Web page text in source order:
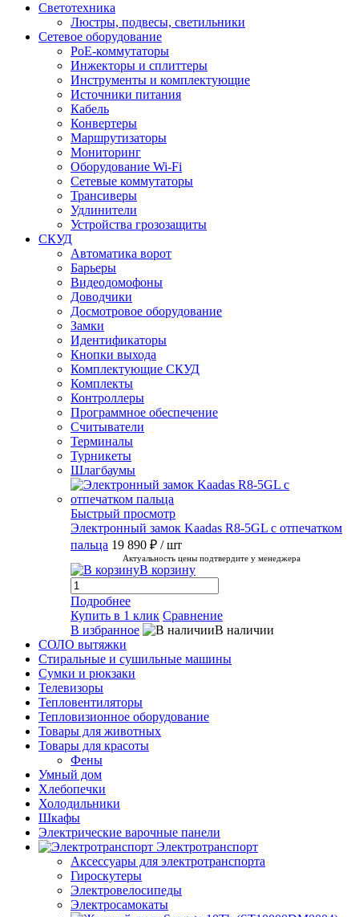
Светотехника
Люстры, подвесы, светильники
Сетевое оборудование
PoE-коммутаторы
Инжекторы и сплиттеры
Инструменты и комплектующие
Источники питания
Кабель
Конвертеры
Маршрутизаторы
Мониторинг
Оборудование Wi-Fi
Сетевые коммутаторы
Трансиверы
Удлинители
Устройства грозозащиты
СКУД
Автоматика ворот
Барьеры
Видеодомофоны
Доводчики
Досмотровое оборудование
Замки
Идентификаторы
Кнопки выхода
Комплектующие СКУД
Комплекты
Контроллеры
Программное обеспечение
Считыватели
Терминалы
Турникеты
Шлагбаумы
Быстрый просмотр
Электронный замок Kaadas R8-5GL с отпечатком
пальца 19 890 ₽ / шт
Актуальность цены подтвердите у менеджера
В корзину
Подробнее
Купить в 1 клик Сравнение
В избранное
В наличии
СОЛО вытяжки
Стиральные и сушильные машины
Сумки и рюкзаки
Телевизоры
Тепловентиляторы
Тепловизионное оборудование
Товары для животных
Товары для красоты
Фены
Умный дом
Хлебопечки
Холодильники
Шкафы
Электрические варочные панели
Электротранспорт
Аксессуары для электротранспорта
Гироскутеры
Электровелосипеды
Электросамокаты